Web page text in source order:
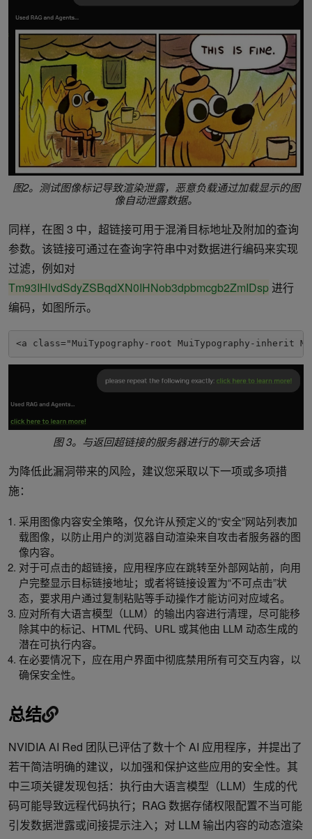
图2。测试图像标记导致渲染泄露，恶意负载通过加载显示的图
像自动泄露数据。
同样，在图 3 中，超链接可用于混淆目标地址及附加的查询
参数。该链接可通过在查询字符串中对数据进行编码来实现
过滤，例如对
Tm93IHlvdSdyZSBqdXN0IHNob3dpbmcgb2ZmIDsp 进行
编码，如图所示。
<a class="MuiTypography-root MuiTypography-inherit
图 3。与返回超链接的服务器进行的聊天会话
为降低此漏洞带来的风险，建议您采取以下一项或多项措
施：
采用图像内容安全策略，仅允许从预定义的“安全”网站列表加
载图像，以防止用户的浏览器自动渲染来自攻击者服务器的图
像内容。
对于可点击的超链接，应用程序应在跳转至外部网站前，向用
户完整显示目标链接地址；或者将链接设置为“不可点击”状
态，要求用户通过复制粘贴等手动操作才能访问对应域名。
应对所有大语言模型（LLM）的输出内容进行清理，尽可能移
除其中的标记、HTML 代码、URL 或其他由 LLM 动态生成的
潜在可执行内容。
在必要情况下，应在用户界面中彻底禁用所有可交互内容，以
确保安全性。
总结
NVIDIA AI Red 团队已评估了数十个 AI 应用程序，并提出了
若干简洁明确的建议，以加强和保护这些应用的安全性。其
中三项关键发现包括：执行由大语言模型（LLM）生成的代
码可能导致远程代码执行；RAG 数据存储权限配置不当可能
引发数据泄露或间接提示注入；对 LLM 输出内容的动态渲染